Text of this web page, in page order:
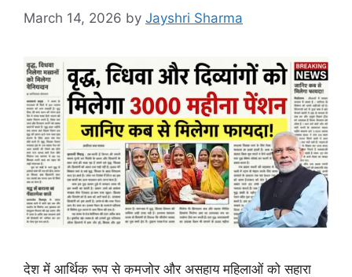
March 14, 2026 by Jayshri Sharma
देश में आर्थिक रूप से कमजोर और असहाय महिलाओं को सहारा